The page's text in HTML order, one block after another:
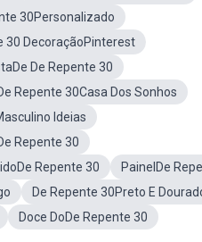
30Personalizado
30 DecoraçãoPinterest
De Repente 30
Repente 30Casa Dos Sonhos
Ideias
Repente 30
Repente 30
PainelDe
De Repente 30Preto E
Doce DoDe Repente 30